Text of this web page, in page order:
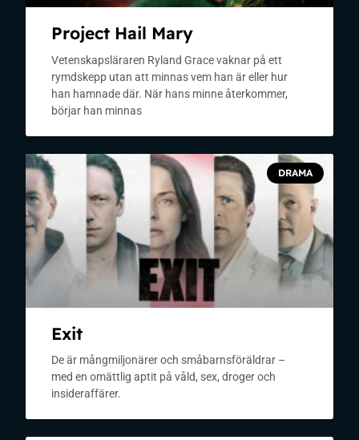
Project Hail Mary
Vetenskapsläraren Ryland Grace vaknar på ett
rymdskepp utan att minnas vem han är eller hur
han hamnade där. När hans minne återkommer,
börjar han minnas
DRAMA
Exit
De är mångmiljonärer och småbarnsföräldrar –
med en omättlig aptit på våld, sex, droger och
insideraffärer.